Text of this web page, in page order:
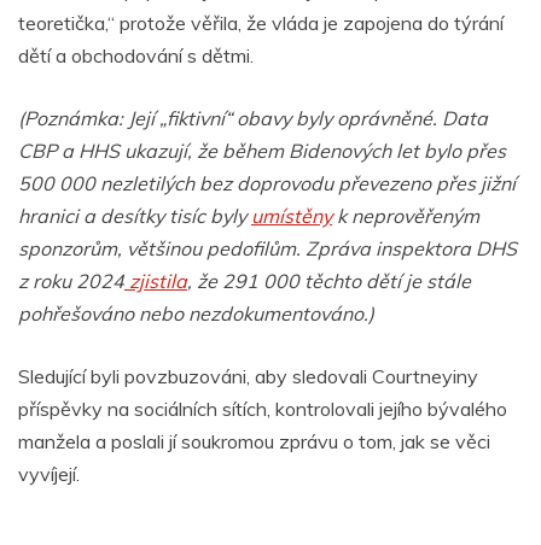
teoretička,“ protože věřila, že vláda je zapojena do týrání
dětí a obchodování s dětmi.
(Poznámka: Její „fiktivní“ obavy byly oprávněné. Data
CBP a HHS ukazují, že během Bidenových let bylo přes
500 000 nezletilých bez doprovodu převezeno přes jižní
hranici a desítky tisíc bylyumístěnyk neprověřeným
sponzorům, většinou pedofilům. Zpráva inspektora DHS
z roku 2024 zjistila, že 291 000 těchto dětí je stále
pohřešováno nebo nezdokumentováno.)
Sledující byli povzbuzováni, aby sledovali Courtneyiny
příspěvky na sociálních sítích, kontrolovali jejího bývalého
manžela a poslali jí soukromou zprávu o tom, jak se věci
vyvíjejí.